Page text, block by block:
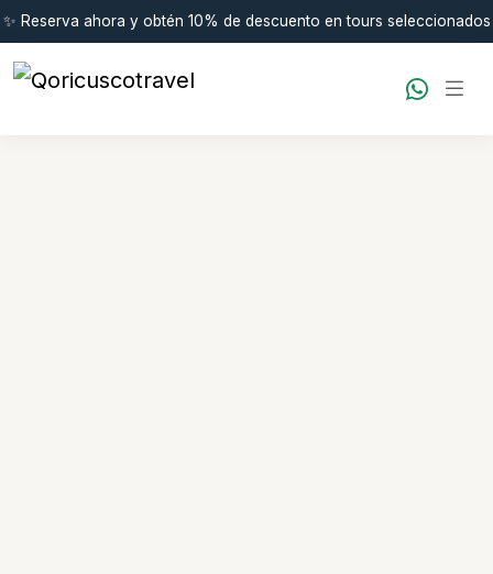
✨ Reserva ahora y obtén 10% de descuento en tours seleccionados